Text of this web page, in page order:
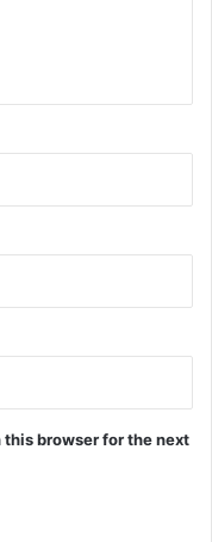
browser for the next